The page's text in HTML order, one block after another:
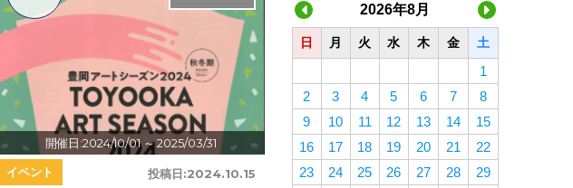
開催日:2024/10/01 ～ 2025/03/31
投稿日:2024.10.15
イベント
2026年8月
日 月 火 水 木 金 土
1
2
3 4 5 6 7
8
9
10 11 12 13 14
15
16
17 18 19 20 21
22
23
24 25 26 27 28
29